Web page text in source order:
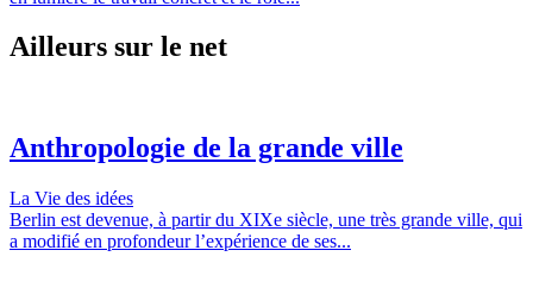
Ailleurs sur le net
Anthropologie de la grande ville
La Vie des idées
Berlin est devenue, à partir du XIXe siècle, une très grande ville, qui
a modifié en profondeur l’expérience de ses...